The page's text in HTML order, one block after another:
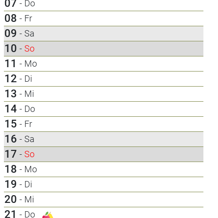
07 - Do
08 - Fr
09 - Sa
10 - So
11 - Mo
12 - Di
13 - Mi
14 - Do
15 - Fr
16 - Sa
17 - So
18 - Mo
19 - Di
20 - Mi
21 - Do